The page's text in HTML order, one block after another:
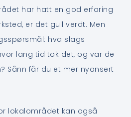
har hatt en god erfaring
er det gull verdt. Men
hva slags
lang tid tok det, og var de
Sånn får du et mer nyansert
lokalområdet kan også